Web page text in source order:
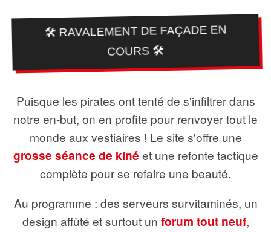
🛠️ RAVALEMENT DE FAÇADE EN
COURS 🛠️
Puisque les pirates ont tenté de s'infiltrer dans
notre en-but, on en profite pour renvoyer tout le
monde aux vestiaires ! Le site s'offre une
grosse séance de kiné et une refonte tactique
complète pour se refaire une beauté.
Au programme : des serveurs survitaminés, un
design affûté et surtout un forum tout neuf,